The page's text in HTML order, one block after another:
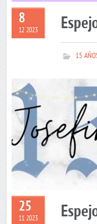
8
12 2023
15
25
11 2023